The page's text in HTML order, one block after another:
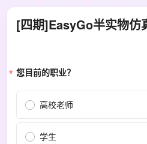
[四期]EasyGo半实物仿
您目前的职业？
高校老师
学生